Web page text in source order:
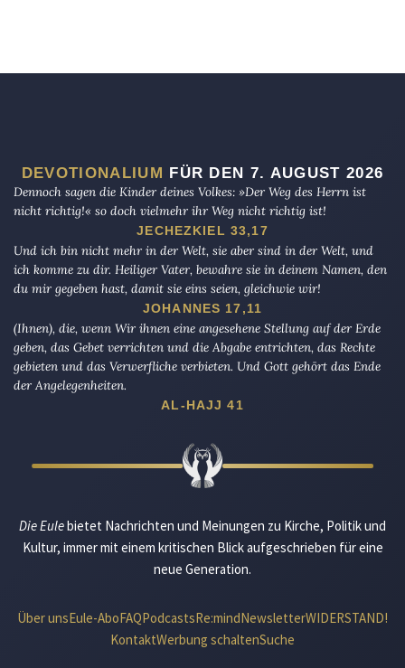
DEVOTIONALIUM FÜR DEN 7. AUGUST 2026
Dennoch sagen die Kinder deines Volkes: »Der Weg des Herrn ist
nicht richtig!« so doch vielmehr ihr Weg nicht richtig ist!
JECHEZKIEL 33,17
Und ich bin nicht mehr in der Welt, sie aber sind in der Welt, und
ich komme zu dir. Heiliger Vater, bewahre sie in deinem Namen, den
du mir gegeben hast, damit sie eins seien, gleichwie wir!
JOHANNES 17,11
(Ihnen), die, wenn Wir ihnen eine angesehene Stellung auf der Erde
geben, das Gebet verrichten und die Abgabe entrichten, das Rechte
gebieten und das Verwerfliche verbieten. Und Gott gehört das Ende
der Angelegenheiten.
AL-HAJJ 41
Die Eulebietet Nachrichten und Meinungen zu Kirche, Politik und
Kultur, immer mit einem kritischen Blick aufgeschrieben für eine
neue Generation.
Über unsEule-AboFAQPodcastsRe:mindNewsletterWIDERSTAND!
KontaktWerbung schaltenSuche